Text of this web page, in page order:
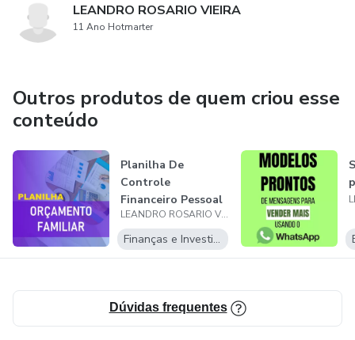
LEANDRO ROSARIO VIEIRA
11 Ano Hotmarter
Outros produtos de quem criou esse
conteúdo
Planilha De
Controle
Financeiro Pessoal
de Gastos
LEANDRO ROSARIO VIEIRA
Finanças e Investimentos
Dúvidas frequentes